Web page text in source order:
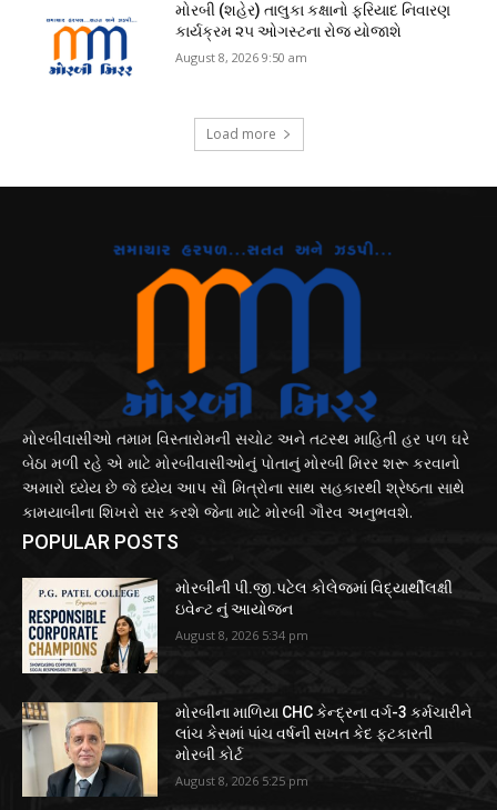
મોરબી (શહેર) તાલુકા કક્ષાનો ફરિયાદ નિવારણ
કાર્યક્રમ ૨૫ ઓગસ્ટના રોજ યોજાશે
August 8, 2026 9:50 am
Load more
મોરબીવાસીઓ તમામ વિસ્તારોમની સચોટ અને તટસ્થ માહિતી હર પળ ઘરે
બેઠા મળી રહે એ માટે મોરબીવાસીઓનું પોતાનું મોરબી મિરર શરૂ કરવાનો
અમારો ધ્યેય છે જે ધ્યેય આપ સૌ મિત્રોના સાથ સહકારથી શ્રેષ્ઠતા સાથે
કામયાબીના શિખરો સર કરશે જેના માટે મોરબી ગૌરવ અનુભવશે.
POPULAR POSTS
મોરબીની પી.જી.પટેલ કોલેજમાં વિદ્યાર્થીલક્ષી
ઇવેન્ટ નું આયોજન
August 8, 2026 5:34 pm
મોરબીના માળિયા CHC કેન્દ્રના વર્ગ-3 કર્મચારીને
લાંચ કેસમાં પાંચ વર્ષની સખત કેદ ફટકારતી
મોરબી કોર્ટ
August 8, 2026 5:25 pm